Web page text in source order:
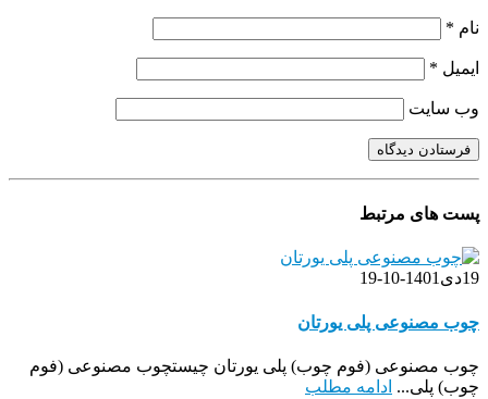
نام *
ایمیل *
وب‌ سایت
پست های مرتبط
19دی 1401-10-19
چوب مصنوعی پلی یورتان
چوب مصنوعی (فوم چوب) پلی یورتان چیستچوب مصنوعی (فوم
چوب) پلی... ادامه مطلب